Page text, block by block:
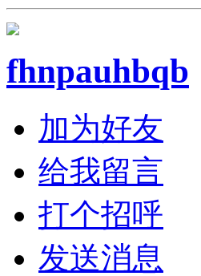
fhnpauhbqb
加为好友
给我留言
打个招呼
发送消息